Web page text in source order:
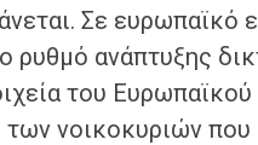
Σε ευρωπαϊκό
ρυθμό ανάπτυξης
του
νοικοκυριών